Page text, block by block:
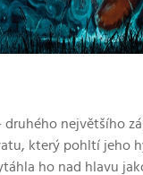
největšího
který pohltí jeho
ho nad hlavu